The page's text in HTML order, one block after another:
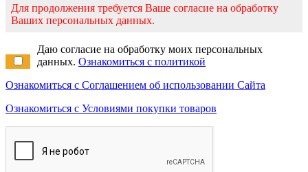
Для продолжения требуется Ваше согласие на обработку
Ваших персональных данных.
Даю согласие на обработку моих персональных
данных. Ознакомиться с политикой
Ознакомиться с Соглашением об использовании Сайта
Ознакомиться с Условиями покупки товаров